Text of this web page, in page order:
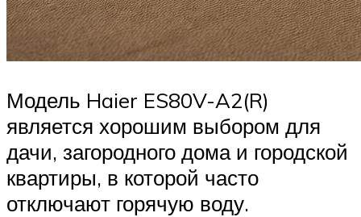
Модель Haier ES80V-A2(R)
является хорошим выбором для
дачи, загородного дома и городской
квартиры, в которой часто
отключают горячую воду.